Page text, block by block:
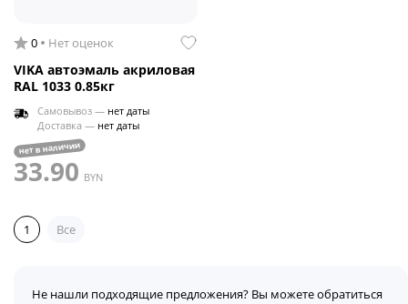
0 Нет оценок
VIKA автоэмаль акриловая
RAL 1033 0.85кг
Самовывоз — нет даты
Доставка — нет даты
нет в наличии
33.90 BYN
1 Все
Не нашли подходящие предложения? Вы можете обратиться